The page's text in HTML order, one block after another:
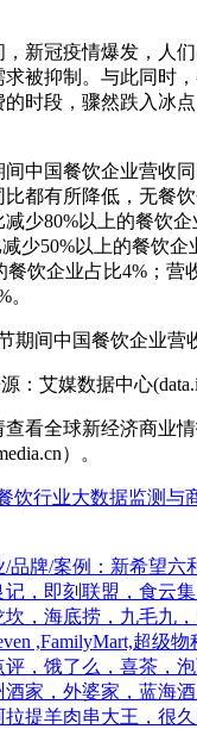
新冠疫情爆发，人们
被抑制。与此同时
时段，骤然跌入冰
中国餐饮企业营收同
都有所降低，无餐
少80%以上的餐饮
少50%以上的餐饮企
餐饮企业占比4%；营
。
艾媒数据中心
看全球新经济商业
）。
饮行业大数据监测与
品牌/案例：新希望六
，即刻联盟，食云
，海底捞，九毛九
,FamilyMart,超级
，饿了么，喜茶，
家，外婆家，蓝海
提羊肉串大王，很